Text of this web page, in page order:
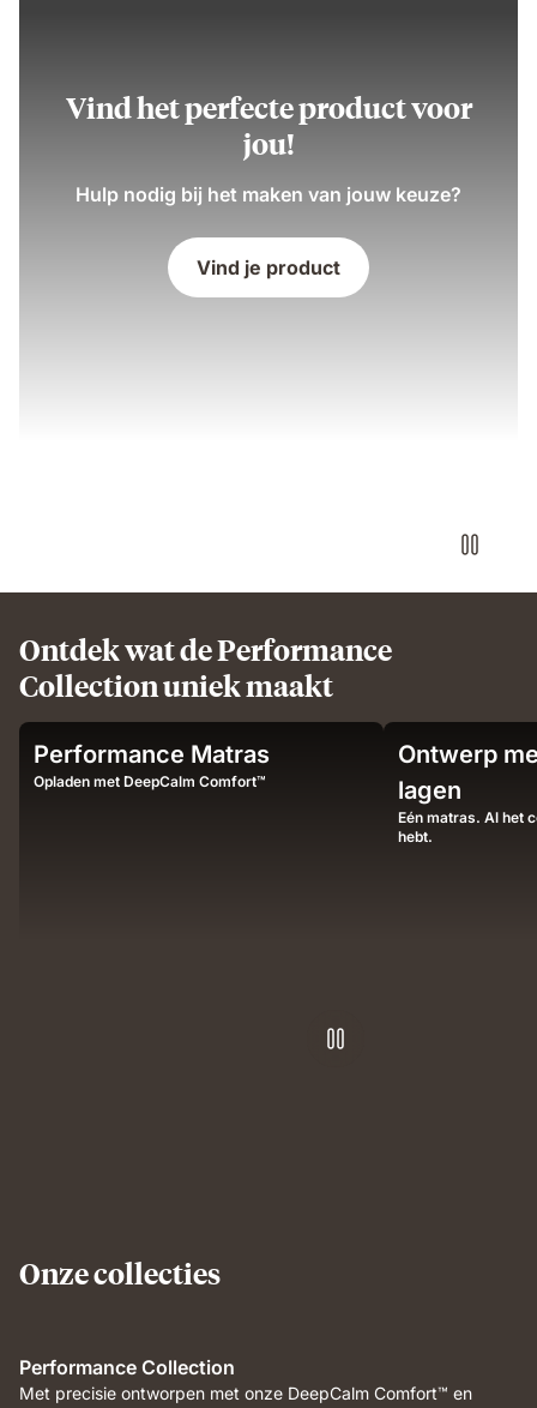
Vind het perfecte product voor
jou!
Hulp nodig bij het maken van jouw keuze?
Vind je product
Ontdek wat de Performance
Collection uniek maakt
Performance Matras
Opladen met DeepCalm Comfort™
Sleeper
on
Emma
Ontwerp
lagen
Eén matras. Al het
hebt.
Man
sleeping
on
Emma
mattress
Onze collecties
Performance Collection
Met precisie ontworpen met onze DeepCalm Comfort™ en